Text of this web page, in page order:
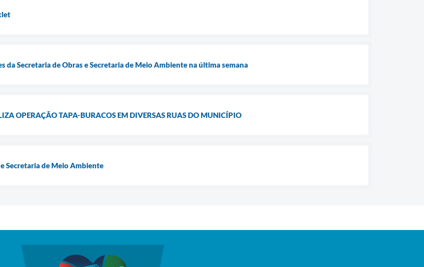
da Secretaria de Obras e Secretaria de Meio Ambiente na última semana
OPERAÇÃO TAPA-BURACOS EM DIVERSAS RUAS DO MUNICÍPIO
Secretaria de Meio Ambiente